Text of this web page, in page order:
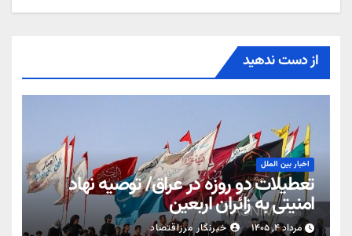
از دست ندهید
اخبار بین الملل
تعطیلات دو روزه در عراق/ توصیه نهاد
امنیتی به زائران اربعین
مرداد ۴, ۱۴۰۵ خبرنگار مرزاقتصاد